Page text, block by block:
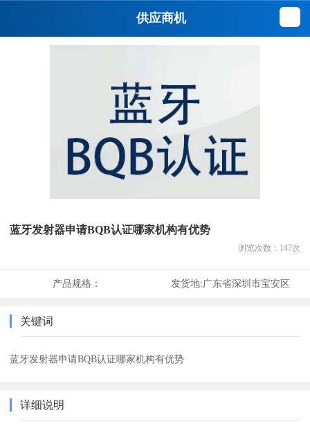
供应商机
蓝牙发射器申请BQB认证哪家机构有优势
浏览次数： 147次
产品规格： 发货地:广东省深圳市宝安区
关键词
蓝牙发射器申请BQB认证哪家机构有优势
详细说明